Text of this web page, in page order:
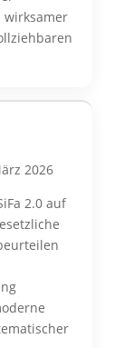
wirksamer
2026
2.0 auf